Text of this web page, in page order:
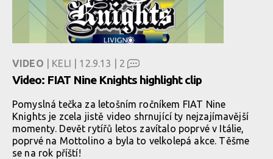
VIDEO | KELI | 12.9.13 | 2
Video: FIAT Nine Knights highlight clip
Pomyslná tečka za letošním ročníkem FIAT Nine
Knights je zcela jistě video shrnující ty nejzajímavější
momenty. Devět rytířů letos zavítalo poprvé v Itálie,
poprvé na Mottolino a byla to velkolepá akce. Těšme
se na rok příští!